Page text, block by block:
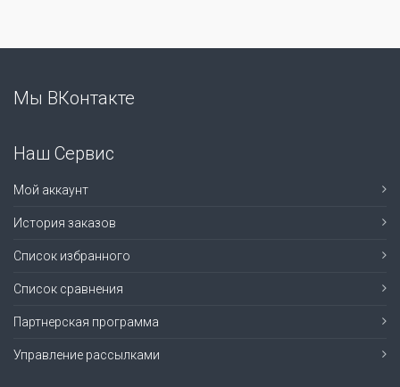
Мы ВКонтакте
Наш Сервис
Мой аккаунт
История заказов
Список избранного
Список сравнения
Партнерская программа
Управление рассылками